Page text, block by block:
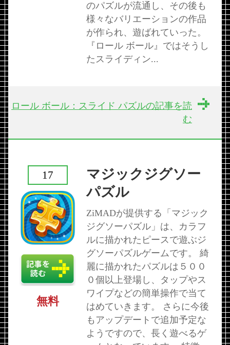
のパズルが流通し、その後も
様々なバリエーションの作品
が作られ、遊ばれていった。
『ロール ボール』ではそうし
たスライディン...
ロール ボール：スライド パズルの記事を読
む
マジックジグソー
パズル
ZiMADが提供する「マジック
ジグソーパズル」は、カラフ
ルに描かれたピースで遊ぶジ
グソーパズルゲームです。 綺
麗に描かれたパズルは５００
０個以上登場し、タップやス
ワイプなどの簡単操作で当て
はめていきます。 さらに今後
もアップデートで追加予定な
ようですので、長く遊べるゲ
17
無料